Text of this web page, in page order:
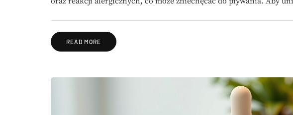
READ MORE